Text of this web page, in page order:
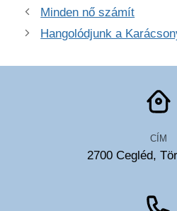
Minden nő számít
Hangolódjunk a
CÍM
2700 Cegléd,